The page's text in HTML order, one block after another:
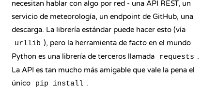
necesitan hablar con algo por red - una API REST, un
servicio de meteorología, un endpoint de GitHub, una
descarga. La librería estándar puede hacer esto (vía
urllib ), pero la herramienta de facto en el mundo
Python es una librería de terceros llamada
requests .
La API es tan mucho más amigable que vale la pena el
único
pip install .